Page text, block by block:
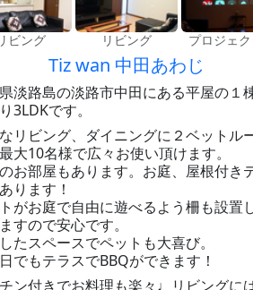
ビング リビング プロジェ
Tiz wan 中田あわじ
淡路島の淡路市中田にある平屋の１
3LDKです。
リビング、ダイニングに２ベットル
大10名様で広々お使い頂けます。
お部屋もあります。お庭、屋根付き
ります！
がお庭で自由に遊べるよう柵も設置
すので安心です。
たスペースでペットも大喜び。
でもテラスでBBQができます！
ン付きでお料理も楽々♩リビングには